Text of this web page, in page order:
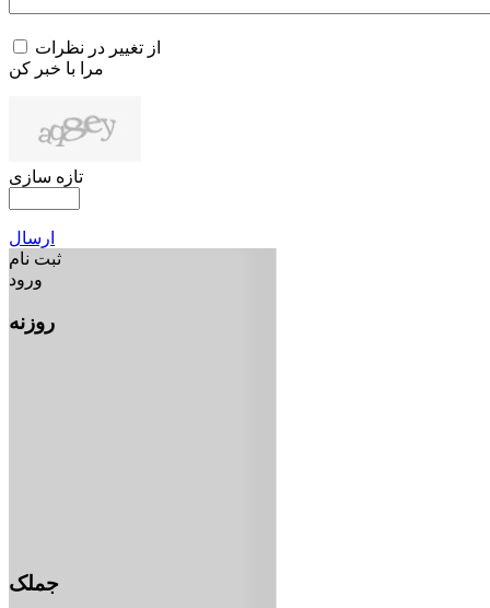
از تغییر در نظرات
مرا با خبر کن
تازه سازی
ارسال
ثبت نام
ورود
روزنه
جملک